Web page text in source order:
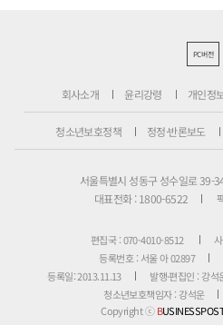
PC버전
회사소개 윤리강령 개인정
청소년보호정책 정정·반론보도
서울특별시 성동구 성수일로 39-
대표전화 : 1800-6522
편집국 : 070-4010-8512
등록번호 : 서울 아 02897
등록일: 2013.11.13
발행·편집인 : 강석
청소년보호책임자 : 강석운
Copyright ⓒB